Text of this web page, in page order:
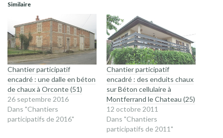
Similaire
Chantier participatif
encadré : une dalle en béton
de chaux à Orconte (51)
26 septembre 2016
Dans "Chantiers
participatifs de 2016"
Chantier participatif
encadré : des enduits chaux
sur Béton cellulaire à
Montferrand le Chateau (25)
12 octobre 2011
Dans "Chantiers
participatifs de 2011"